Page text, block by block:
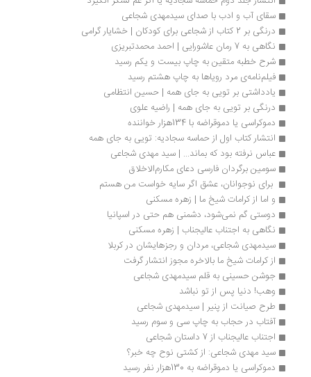
سقای آب و ادب با صدای سیدمهدی شجاعی
درنگی بر 2 کتاب از شجاعی برای کودکان | خشایار گرامی
نگاهی به 7 رمان عاشورایی | احمد محمدتبریزی
شرح خطبه متقین به چاپ بیست و یکم رسید
فیلم‌نامه‌ی مرد رویاها به چاپ هشتم رسید
یادداشتی بر تویی به جای همه | حسین انتظامی
درنگی بر تویی به جای همه | راضیه ‌علوی
دموکراسی یا دموقراضه با 134هزار خواننده
انتشار کتاب اول از حماسه سجادیه: تویی به جای همه
عباس نرفته بود که بماند... | سید مهدی شجاعی
سومین برگردان فارسی دعای مکارم‌الاخلاق
برای نوجوانان، عشق اگر سایه خواست من هستم
و اما از کرامات شیخ ما | زهره مسکنی
دوستی گم نمی‌شود، دشمنی هم حتی در اسپانیا
نگاهی به اجتناب عالیجناب | زهره مسکنی
سیدمهدی شجاعی، مردان و رجزهایشان در کربلا
از کرامات شیخ ما بالاخره مجوز انتشار گرفت
جوشن حسینی به قلم سیدمهدی شجاعی
وهب! دنیا پس از تو نباشد
طرح صیانت از پنیر | سیدمهدی شجاعی
آفتاب در حجاب به چاپ سی و سوم رسید
اجتناب عالیجناب از 7 داستان شجاعی
سید مهدی شجاعی: از کشتی نوح چه خبر؟
دموکراسی یا دموقراضه به 130هزار نفر رسید